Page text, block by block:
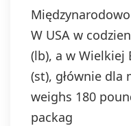
W USA w
(lb), a w Wielkiej
(st), głównie dla
weighs 180
packag